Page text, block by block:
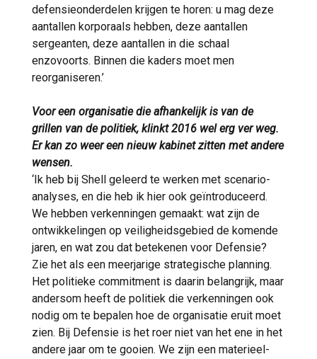
defensieonderdelen krijgen te horen: u mag deze
aantallen korporaals hebben, deze aantallen
sergeanten, deze aantallen in die schaal
enzovoorts. Binnen die kaders moet men
reorganiseren.’
Voor een organisatie die afhankelijk is van de
grillen van de politiek, klinkt 2016 wel erg ver weg.
Er kan zo weer een nieuw kabinet zitten met andere
wensen.
‘Ik heb bij Shell geleerd te werken met scenario-
analyses, en die heb ik hier ook geïntroduceerd.
We hebben verkenningen gemaakt: wat zijn de
ontwikkelingen op veiligheidsgebied de komende
jaren, en wat zou dat betekenen voor Defensie?
Zie het als een meerjarige strategische planning.
Het politieke commitment is daarin belangrijk, maar
andersom heeft de politiek die verkenningen ook
nodig om te bepalen hoe de organisatie eruit moet
zien. Bij Defensie is het roer niet van het ene in het
andere jaar om te gooien. We zijn een materieel-